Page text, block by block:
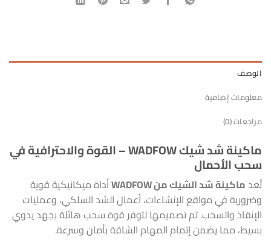
الوصف
معلومات إضافية
مراجعات (0)
ماكينة شد شيك WADFOW – القوة والاحترافية في
سحب الأحمال
تُعدماكينة شد الشيك من WADFOW
أداة ميكانيكية قوية
وضرورية في مواقع الإنشاءات، أعمال الشد السلكي، وعمليات
الإنقاذ والسحب. تم تصميمها لتوفر قوة سحب هائلة بجهد يدوي
بسيط، مما يضمن إتمام المهام الشاقة بأمان وسرعة.